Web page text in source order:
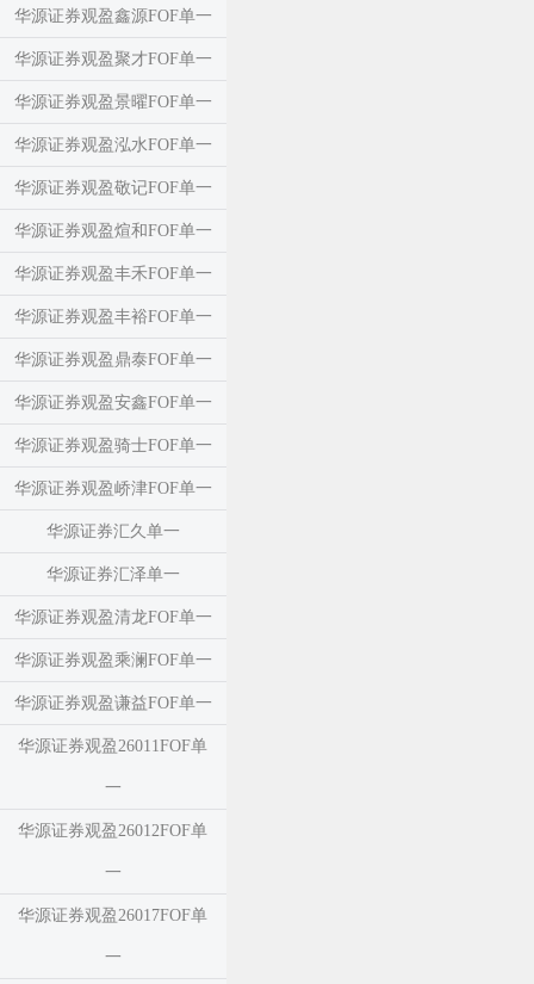
华源证券观盈鑫源FOF单一
华源证券观盈聚才FOF单一
华源证券观盈景曜FOF单一
华源证券观盈泓水FOF单一
华源证券观盈敬记FOF单一
华源证券观盈煊和FOF单一
华源证券观盈丰禾FOF单一
华源证券观盈丰裕FOF单一
华源证券观盈鼎泰FOF单一
华源证券观盈安鑫FOF单一
华源证券观盈骑士FOF单一
华源证券观盈峤津FOF单一
华源证券汇久单一
华源证券汇泽单一
华源证券观盈清龙FOF单一
华源证券观盈乘澜FOF单一
华源证券观盈谦益FOF单一
华源证券观盈26011FOF单
一
华源证券观盈26012FOF单
一
华源证券观盈26017FOF单
一